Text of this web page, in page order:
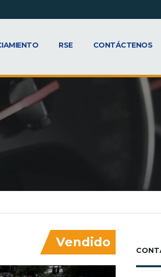
RSE CONTÁCTENOS
Vendido